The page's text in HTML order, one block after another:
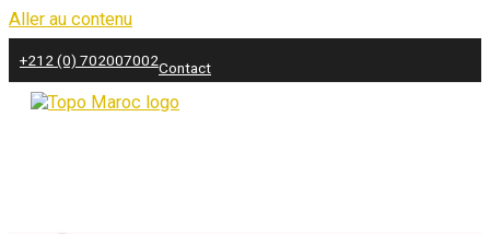
Aller au contenu
+212 (0) 702007002Contact